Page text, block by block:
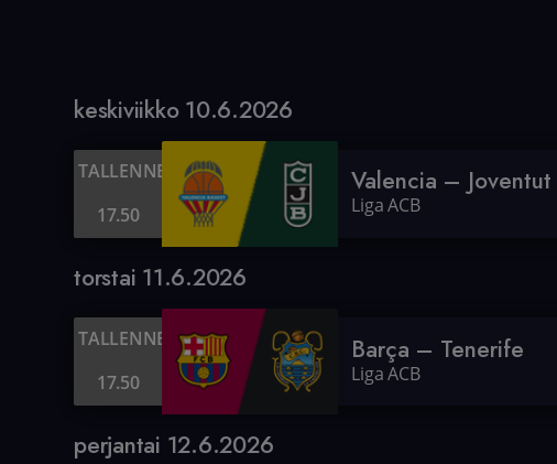
keskiviikko 10.6.2026
TALLENNE
17.50
Valencia – Joventut
Liga ACB
torstai 11.6.2026
TALLENNE
17.50
Barça – Tenerife
Liga ACB
perjantai 12.6.2026